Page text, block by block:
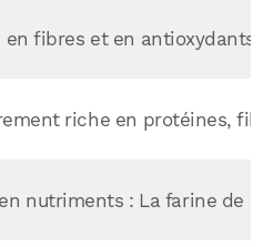
en fibres et en antioxydants,
riche en protéines,
nutriments : La farine de